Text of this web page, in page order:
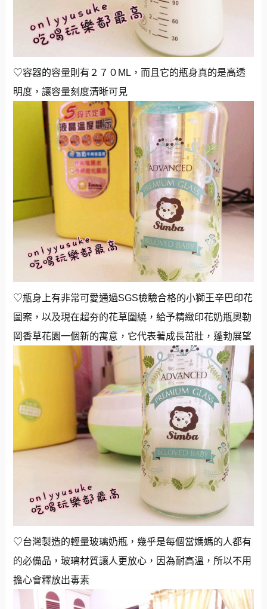
♡容器的容量則有２７０ML，而且它的瓶身真的是高透
明度，讓容量刻度清晰可見
♡瓶身上有非常可愛通過SGS檢驗合格的小獅王辛巴印花
圖案，以及現在超夯的花草圍繞，給予精緻印花奶瓶奧勒
岡香草花園一個新的寓意，它代表著成長茁壯，蓬勃展望
♡台灣製造的輕量玻璃奶瓶，幾乎是每個當媽媽的人都有
的必備品，玻璃材質讓人更放心，因為耐高溫，所以不用
擔心會釋放出毒素